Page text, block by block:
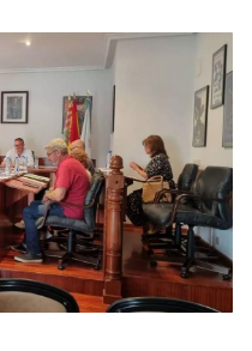
reinventan tras el fin